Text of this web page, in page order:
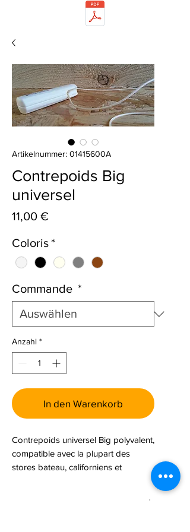
Artikelnummer: 01415600A
Contrepoids Big
universel
11,00 €Preis
Coloris*
Commande *
Anzahl *
In den Warenkorb
Contrepoids universel Big polyvalent,
compatible avec la plupart des
stores bateau, californiens et